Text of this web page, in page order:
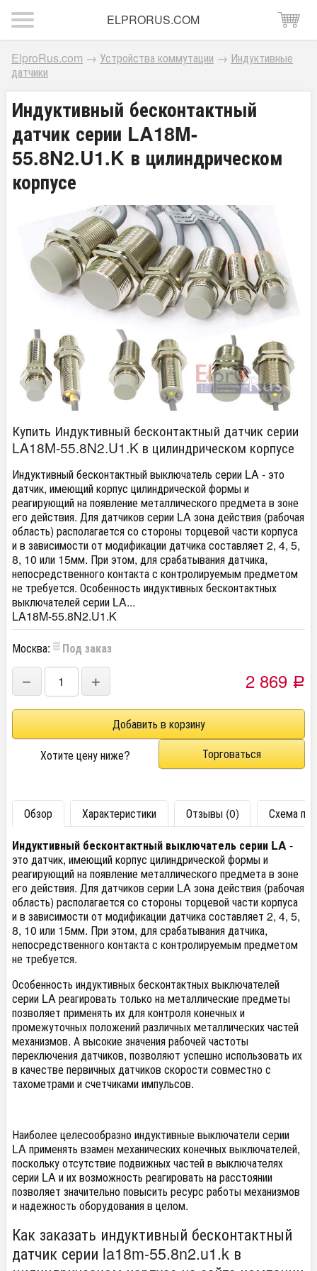
ELPRORUS.COM
ElproRus.com → Устройства коммутации → Индуктивные
датчики
Индуктивный бесконтактный
датчик серии LA18M-
55.8N2.U1.K в цилиндрическом
корпусе
Купить Индуктивный бесконтактный датчик серии
LA18M-55.8N2.U1.K в цилиндрическом корпусе
Индуктивный бесконтактный выключатель серии LA - это
датчик, имеющий корпус цилиндрической формы и
реагирующий на появление металлического предмета в зоне
его действия. Для датчиков серии LA зона действия (рабочая
область) располагается со стороны торцевой части корпуса
и в зависимости от модификации датчика составляет 2, 4, 5,
8, 10 или 15мм. При этом, для срабатывания датчика,
непосредственного контакта с контролируемым предметом
не требуется. Особенность индуктивных бесконтактных
выключателей серии LA...
LA18M-55.8N2.U1.K
Москва:
Под заказ
− + 2 869 Р
Хотите цену ниже? Торговаться
Обзор Характеристики Отзывы (0)
Схема
Индуктивный бесконтактный выключатель серии LA -
это датчик, имеющий корпус цилиндрической формы и
реагирующий на появление металлического предмета в зоне
его действия. Для датчиков серии LA зона действия (рабочая
область) располагается со стороны торцевой части корпуса
и в зависимости от модификации датчика составляет 2, 4, 5,
8, 10 или 15мм. При этом, для срабатывания датчика,
непосредственного контакта с контролируемым предметом
не требуется.
Особенность индуктивных бесконтактных выключателей
серии LA реагировать только на металлические предметы
позволяет применять их для контроля конечных и
промежуточных положений различных металлических частей
механизмов. А высокие значения рабочей частоты
переключения датчиков, позволяют успешно использовать их
в качестве первичных датчиков скорости совместно с
тахометрами и счетчиками импульсов.
Наиболее целесообразно индуктивные выключатели серии
LA применять взамен механических конечных выключателей,
поскольку отсутствие подвижных частей в выключателях
серии LA и их возможность реагировать на расстоянии
позволяет значительно повысить ресурс работы механизмов
и надежность оборудования в целом.
Как заказать индуктивный бесконтактный
датчик серии la18m-55.8n2.u1.k в